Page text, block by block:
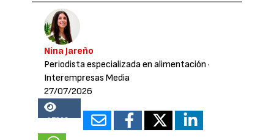
Nina Jareño
Periodista especializada en alimentación ·
Interempresas Media
27/07/2026
17268